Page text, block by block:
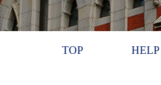
TOP HELP